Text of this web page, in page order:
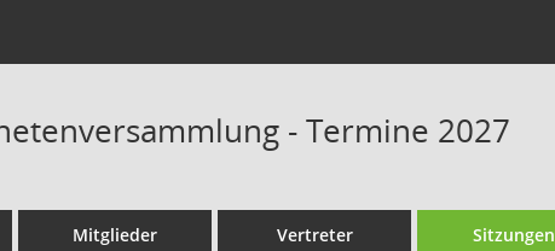
- Termine 2027
Mitglieder Vertreter Sitzungen